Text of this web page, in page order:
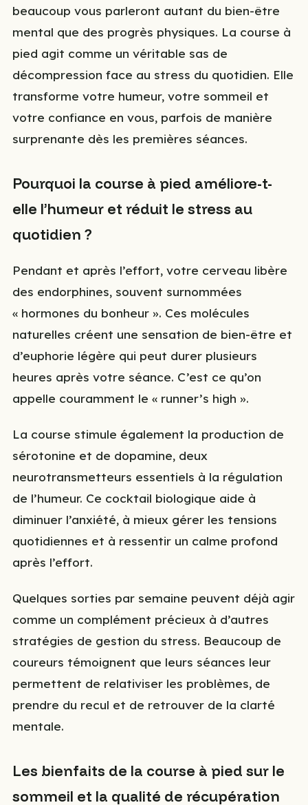
beaucoup vous parleront autant du bien-être
mental que des progrès physiques. La course à
pied agit comme un véritable sas de
décompression face au stress du quotidien. Elle
transforme votre humeur, votre sommeil et
votre confiance en vous, parfois de manière
surprenante dès les premières séances.
Pourquoi la course à pied améliore-t-
elle l’humeur et réduit le stress au
quotidien ?
Pendant et après l’effort, votre cerveau libère
des endorphines, souvent surnommées
« hormones du bonheur ». Ces molécules
naturelles créent une sensation de bien-être et
d’euphorie légère qui peut durer plusieurs
heures après votre séance. C’est ce qu’on
appelle couramment le « runner’s high ».
La course stimule également la production de
sérotonine et de dopamine, deux
neurotransmetteurs essentiels à la régulation
de l’humeur. Ce cocktail biologique aide à
diminuer l’anxiété, à mieux gérer les tensions
quotidiennes et à ressentir un calme profond
après l’effort.
Quelques sorties par semaine peuvent déjà agir
comme un complément précieux à d’autres
stratégies de gestion du stress. Beaucoup de
coureurs témoignent que leurs séances leur
permettent de relativiser les problèmes, de
prendre du recul et de retrouver de la clarté
mentale.
Les bienfaits de la course à pied sur le
sommeil et la qualité de récupération